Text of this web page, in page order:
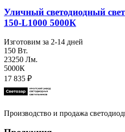
Уличный светодиодный
150-L1000 5000К
Изготовим за 2-14 дней
150 Вт.
23250 Лм.
5000К
17 835 ₽
Производство и продажа